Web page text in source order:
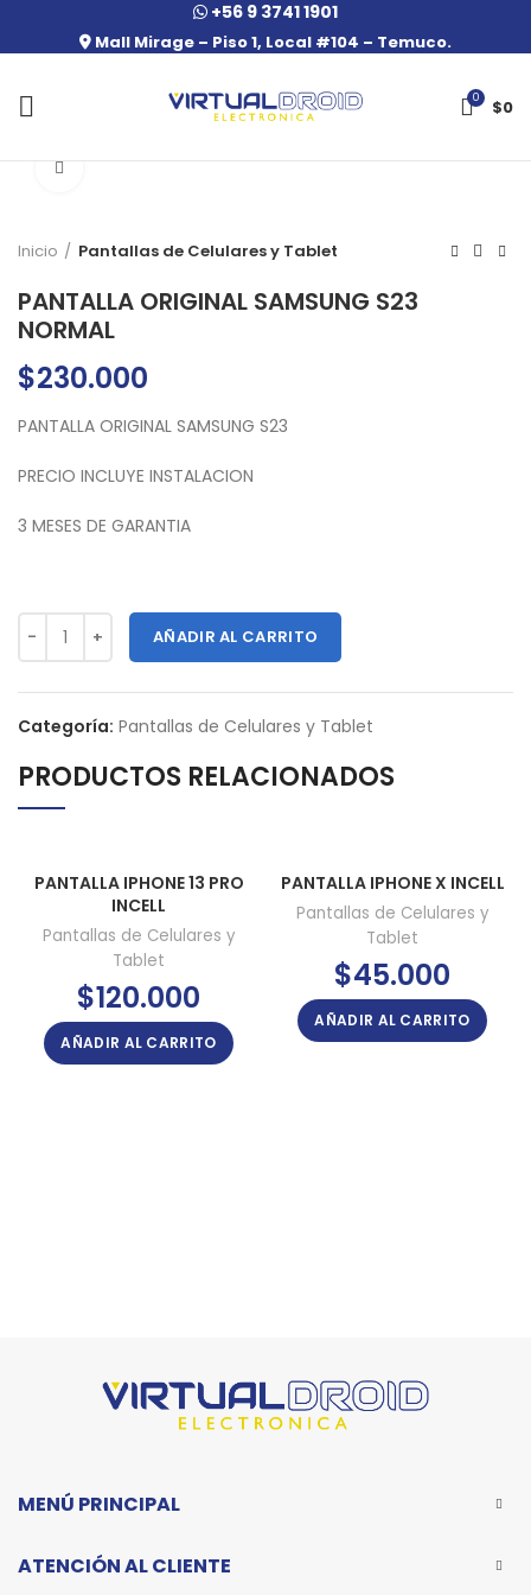
+56 9 3741 1901
Mall Mirage – Piso 1, Local #104 – Temuco.
0 $0
Click to enlarge
Inicio Pantallas de Celulares y Tablet
PANTALLA ORIGINAL SAMSUNG S23
NORMAL
$230.000
PANTALLA ORIGINAL SAMSUNG S23
PRECIO INCLUYE INSTALACION
3 MESES DE GARANTIA
AÑADIR AL CARRITO
Categoría: Pantallas de Celulares y Tablet
PRODUCTOS RELACIONADOS
PANTALLA IPHONE 13 PRO
INCELL
Pantallas de Celulares y
Tablet
$120.000
AÑADIR AL CARRITO
PANTALLA IPHONE X INCELL
Pantallas de Celulares y
Tablet
$45.000
AÑADIR AL CARRITO
MENÚ PRINCIPAL
ATENCIÓN AL CLIENTE